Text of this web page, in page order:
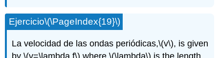
Ejercicio\(\PageIndex{19}\)
La velocidad de las ondas periódicas,\(v\), is given